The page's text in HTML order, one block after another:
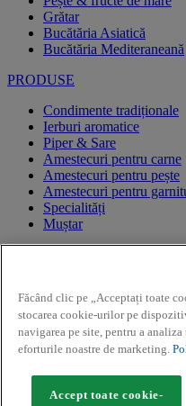
Grătar
Bucătăria Asiatică
Bucătăria Mediteraneană
PRODUSE
Condimente tradiționale
Ierburi aromatice
Piper & Sare
Amestecuri pentru carne
Amestecuri pentru pește
Amestecuri pentru
Specialități
Muștar
CAMPANII
Facebook
Youtube
Copyright ©2026 Kamis
Făcând clic pe „Acceptați toate
stocarea cookie-urilor pe
navigarea pe site, pentru a
eforturile noastre de marketing.
Accept toate cookie-